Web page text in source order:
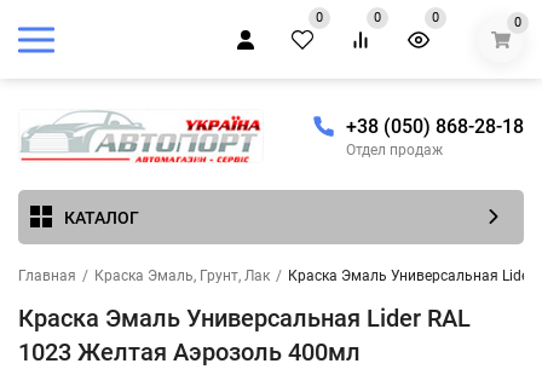
0 0 0 0
+38 (050) 868-28-18
Отдел продаж
КАТАЛОГ
Главная / Краска Эмаль, Грунт, Лак / Краска Эмаль Универсальная
Краска Эмаль Универсальная Lider RAL
1023 Желтая Аэрозоль 400мл